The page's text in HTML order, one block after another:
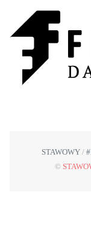
STAWOWY
©